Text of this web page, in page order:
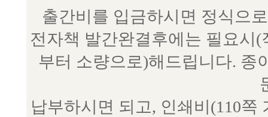
출간비를 입금하시면 정식으
전자책 발간완결후에는 필요시
부터 소량으로)해드립니다. 종
납부하시면 되고, 인쇄비(110